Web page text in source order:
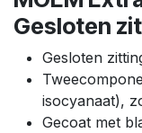
Gesloten
Gesloten
isocyanaat),
Gecoat met